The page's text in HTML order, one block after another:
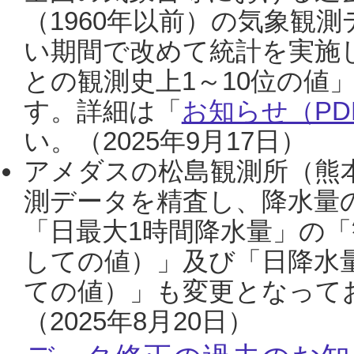
（1960年以前）の気象観
い期間で改めて統計を実
との観測史上1～10位の値
す。詳細は「 お知らせ（
い。（2025年9月17日）
アメダスの松島観測所（熊
測データを精査し、降水
「日最大1時間降水量」の
しての値）」及び「日降
ての値）」も変更となっ
（2025年8月20日）